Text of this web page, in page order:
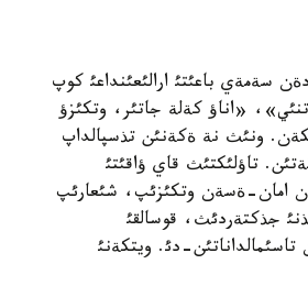
سةمةي باعئتئ ارالئعئنداعئ كوپ
«اناؤ كةلة جاتئر، وتكئزؤ
ونئث نة ةكةنئن تذسپالداپ
تاؤلئكتئث قاي ؤاقئتئ
امان-ةسةن وتكئزئپ، شئعارئپ
جذكتةردئث، قوسالقئ
دئ. ويتكةنئ